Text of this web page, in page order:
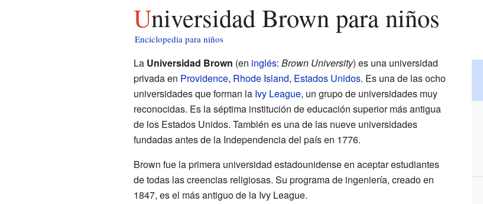
Universidad Brown para niños
Enciclopedia para niños
La Universidad Brown (en inglés: Brown University) es una universidad
privada en Providence, Rhode Island, Estados Unidos. Es una de las ocho
universidades que forman la Ivy League, un grupo de universidades muy
reconocidas. Es la séptima institución de educación superior más antigua
de los Estados Unidos. También es una de las nueve universidades
fundadas antes de la Independencia del país en 1776.
Brown fue la primera universidad estadounidense en aceptar estudiantes
de todas las creencias religiosas. Su programa de ingeniería, creado en
1847, es el más antiguo de la Ivy League.